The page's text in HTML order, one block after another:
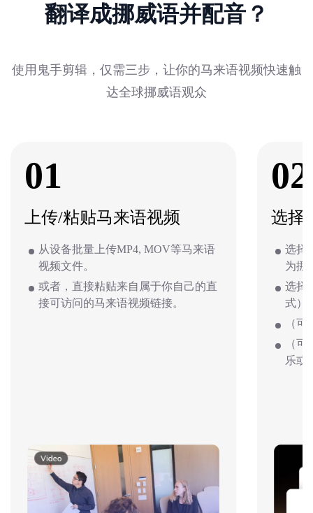
翻译成挪威语并配音？
使用鬼手剪辑，仅需三步，让你的马来语视频快速触
达全球挪威语观众
01
上传/粘贴马来语视频
从设备批量上传MP4, MOV等马来语
视频文件。
或者，直接粘贴来自属于你自己的直
接可访问的马来语视频链接。
02
选择
选择
为挪
选择
式）
（
（
乐或